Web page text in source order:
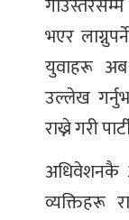
भएर
युवाहरू अब
उल्लेख
राख्ने गरी
अधिवेशनकै
व्यक्तिहरू